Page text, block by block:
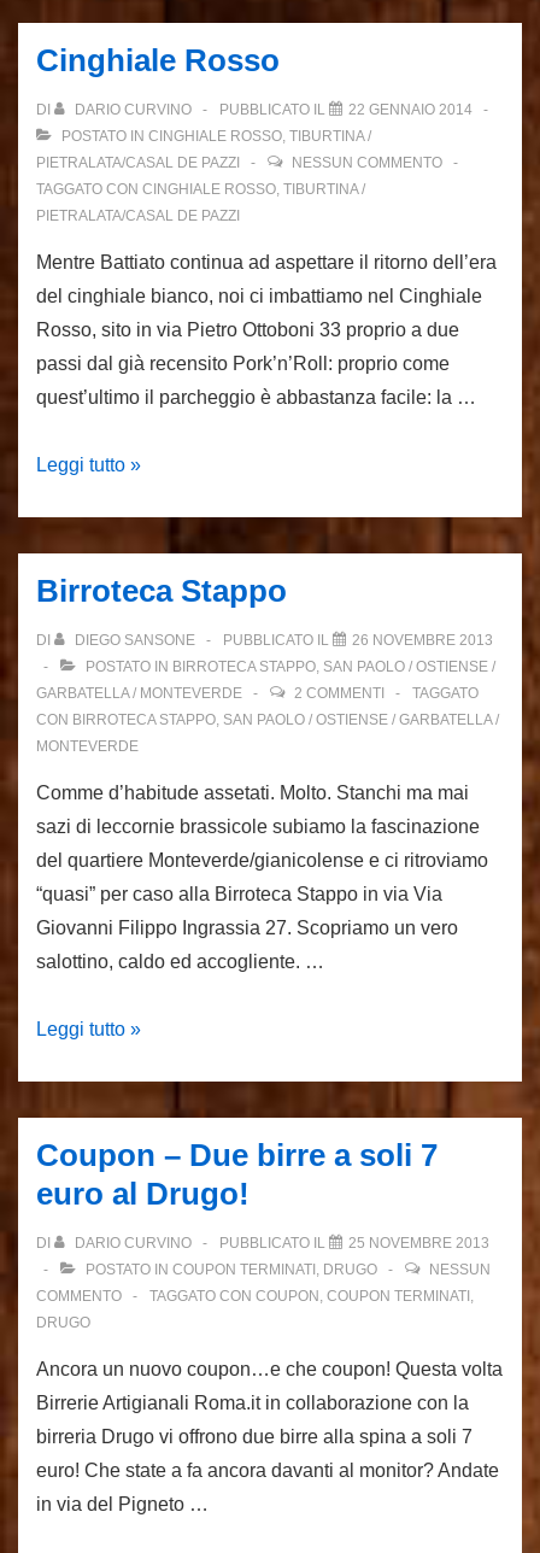
Cinghiale Rosso
DI DARIO CURVINO PUBBLICATO IL
22 GENNAIO 2014
POSTATO IN CINGHIALE ROSSO, TIBURTINA /
PIETRALATA/CASAL DE PAZZI
NESSUN COMMENTO
TAGGATO CON CINGHIALE ROSSO, TIBURTINA /
PIETRALATA/CASAL DE PAZZI
Mentre Battiato continua ad aspettare il ritorno dell’era
del cinghiale bianco, noi ci imbattiamo nel Cinghiale
Rosso, sito in via Pietro Ottoboni 33 proprio a due
passi dal già recensito Pork’n’Roll: proprio come
quest’ultimo il parcheggio è abbastanza facile: la …
Cinghiale
Leggi tutto »
Birroteca Stappo
DI DIEGO SANSONE PUBBLICATO IL
26 NOVEMBRE 2013
POSTATO IN BIRROTECA STAPPO, SAN PAOLO / OSTIENSE /
GARBATELLA / MONTEVERDE
2 COMMENTI
TAGGATO
CON BIRROTECA STAPPO, SAN PAOLO / OSTIENSE / GARBATELLA /
MONTEVERDE
Comme d’habitude assetati. Molto. Stanchi ma mai
sazi di leccornie brassicole subiamo la fascinazione
del quartiere Monteverde/gianicolense e ci ritroviamo
“quasi” per caso alla Birroteca Stappo in via Via
Giovanni Filippo Ingrassia 27. Scopriamo un vero
salottino, caldo ed accogliente. …
Birroteca
Leggi tutto »
Coupon – Due birre a soli 7
euro al Drugo!
DI DARIO CURVINO PUBBLICATO IL
25 NOVEMBRE 2013
POSTATO IN COUPON TERMINATI , DRUGO
NESSUN
COMMENTO
TAGGATO CON COUPON , COUPON TERMINATI ,
DRUGO
Ancora un nuovo coupon…e che coupon! Questa volta
Birrerie Artigianali Roma.it in collaborazione con la
birreria Drugo vi offrono due birre alla spina a soli 7
euro! Che state a fa ancora davanti al monitor? Andate
in via del Pigneto …